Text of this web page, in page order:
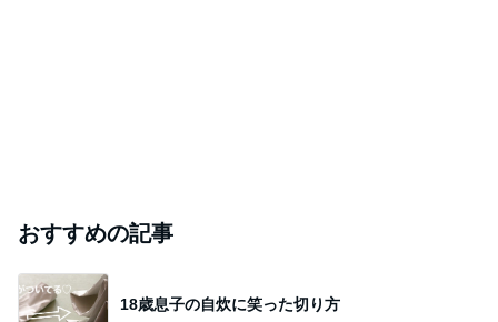
おすすめの記事
18歳息子の自炊に笑った切り方